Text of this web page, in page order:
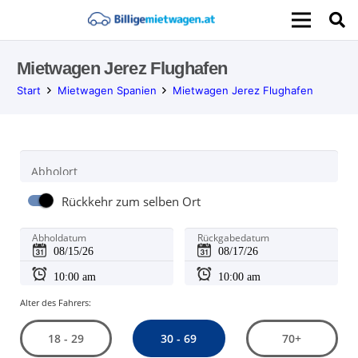
Mietwagen Jerez Flughafen
Start Mietwagen Spanien Mietwagen Jerez Flughafen
Abholort
Rückkehr zum selben Ort
Abholdatum Rückgabedatum
Alter des Fahrers:
18 - 29 30 - 69 70+